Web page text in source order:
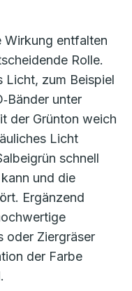
Wirkung entfalten
Rolle.
Licht, zum Beispiel
unter
der Grünton weich
Licht
schnell
und die
Ergänzend
oder Ziergräser
der Farbe